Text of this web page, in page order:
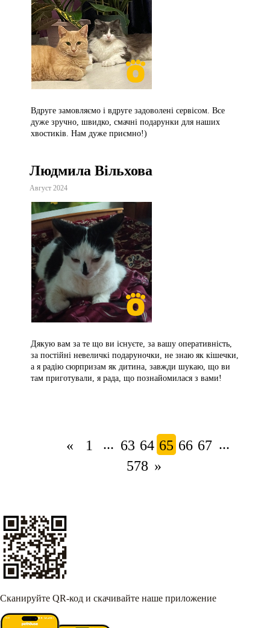
Вдруге замовляємо і вдруге задоволені сервісом. Все
дуже зручно, швидко, смачні подарунки для наших
хвостиків. Нам дуже приємно!)
Людмила Вільхова
Август 2024
Дякую вам за те що ви існуєте, за вашу оперативність,
за постійні невеличкі подаруночки, не знаю як кішечки,
а я радію сюрпризам як дитина, завжди шукаю, що ви
там приготували, я рада, що познайомилася з вами!
« 1 ... 63 64 65 66 67 ...
578 »
Сканируйте QR-код и скачивайте наше приложение